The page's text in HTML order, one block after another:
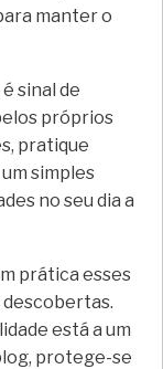
manter o
sinal de
próprios
pratique
simples
no seu dia a
prática esses
está a um
protege-se